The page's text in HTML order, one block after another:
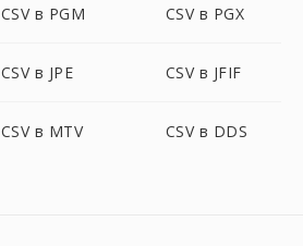
CSV в PGM CSV в PGX
CSV в JPE CSV в JFIF
CSV в MTV CSV в DDS